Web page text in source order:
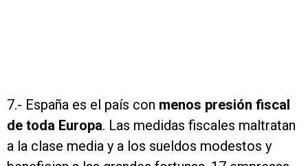
7.- España es el país con menos presión fiscal
de toda Europa. Las medidas fiscales maltratan
a la clase media y a los sueldos modestos y